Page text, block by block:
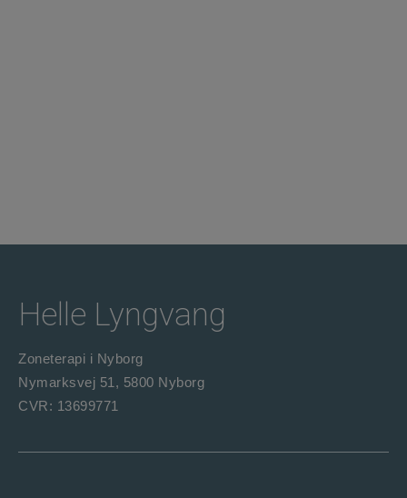
Helle Lyngvang
Zoneterapi i Nyborg
Nymarksvej 51, 5800 Nyborg
CVR: 13699771